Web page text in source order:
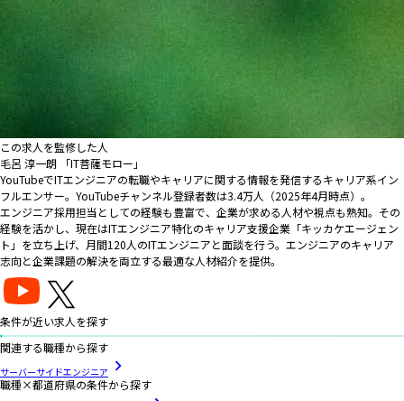
この求人を監修した人
毛呂 淳一朗 「IT菩薩モロー」
YouTubeでITエンジニアの転職やキャリアに関する情報を発信するキャリア系イン
フルエンサー。YouTubeチャンネル登録者数は3.4万人（2025年4月時点）。
エンジニア採用担当としての経験も豊富で、企業が求める人材や視点も熟知。その
経験を活かし、現在はITエンジニア特化のキャリア支援企業「キッカケエージェン
ト」を立ち上げ、月間120人のITエンジニアと面談を行う。エンジニアのキャリア
志向と企業課題の解決を両立する最適な人材紹介を提供。
条件が近い求人を探す
関連する職種から探す
サーバーサイドエンジニア
職種×都道府県の条件から探す